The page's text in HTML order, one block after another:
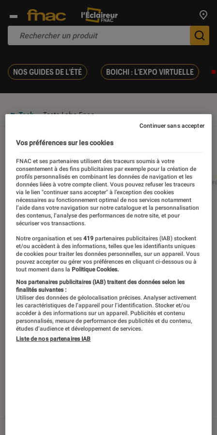
NOS GUIDES DE L'ÉTÉ BOICHI : L'EXPO VIRTUELLE
Tech Tests Labo Fnac
Tests Labo Fnac
Tests Labo Fnac Labo Fnac, c’est quoi ?
Introduction
Retrouvez tous les tests du Labo Fnac ! Créé en
1972, le Labo Fnac est devenu au fil des années
une référence absolue pour la richesse et
l’objectivité de ses tests scientifiques, pensés
pour être compréhensibles par le plus grand
nombre. Pour en savoir plus,voir notre charte
Et pour comparer tous les produits, visitez
notrecomparateur.
Vos préférences sur les cookies
FNAC et ses partenaires utilisent des traceurs soumis à votre
consentement à des fins publicitaires par exemple pour la création de
profils personnalisés en combinant les données de navigation et les
données liées à votre compte client. Vous pouvez refuser les traceurs
via le lien "continuer sans accepter" à l’exception des cookies
nécessaires au fonctionnement optimal de nos services notamment
l’aide dans votre navigation sur notre catalogue et la personnalisation
des contenus, l’analyse des performances de notre site, et pour
sécuriser vos transactions.
Notre organisation et ses419 partenaires publicitaires (IAB) stockent
et/ou accèdent à des informations, telles que les identifiants uniques
de cookies pour traiter les données personnelles, sur un appareil. Vous
pouvez accepter ou gérer vos préférences en cliquant ci-dessous ou à
tout moment dans la Politique Cookies.
Nos partenaires publicitaires (IAB) traitent des données selon les
finalités suivantes :
Utiliser des données de géolocalisation précises. Analyser activement
les caractéristiques de l’appareil pour l’identification. Stocker et/ou
accéder à des informations sur un appareil. Publicités et contenu
personnalisés, mesure de performance des publicités et du contenu,
études d’audience et développement de services.
Liste de nos partenaires IAB
Continuer sans accepter